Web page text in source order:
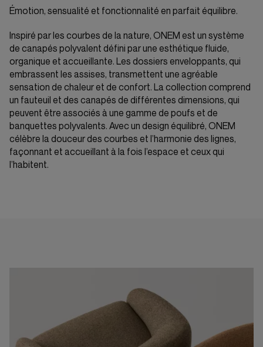
Émotion, sensualité et fonctionnalité en parfait équilibre.
Inspiré par les courbes de la nature, ONEM est un système
de canapés polyvalent défini par une esthétique fluide,
organique et accueillante. Les dossiers enveloppants, qui
embrassent les assises, transmettent une agréable
sensation de chaleur et de confort. La collection comprend
un fauteuil et des canapés de différentes dimensions, qui
peuvent être associés à une gamme de poufs et de
banquettes polyvalents. Avec un design équilibré, ONEM
célèbre la douceur des courbes et l’harmonie des lignes,
façonnant et accueillant à la fois l’espace et ceux qui
l’habitent.